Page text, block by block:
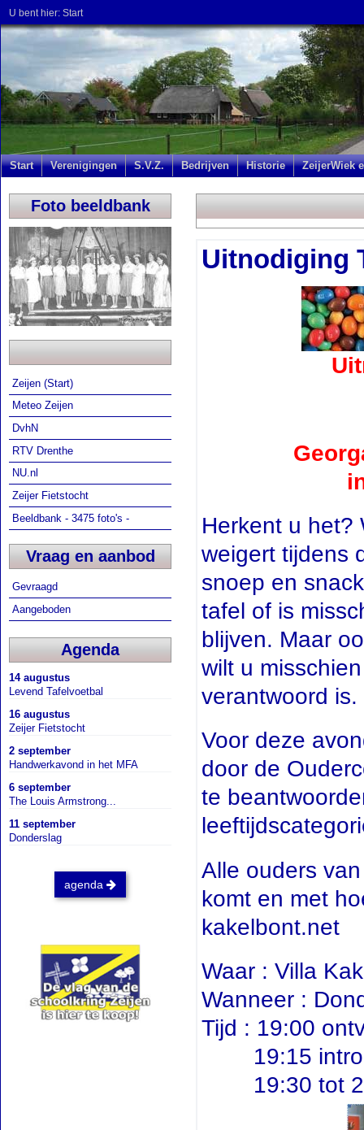
U bent hier: Start
Start Verenigingen S.V.Z. Bedrijven Historie ZeijerWiek
Foto beeldbank
Zeijen (Start)
Meteo Zeijen
DvhN
RTV Drenthe
NU.nl
Zeijer Fietstocht
Beeldbank - 3475 foto's -
Vraag en aanbod
Gevraagd
Aangeboden
Agenda
14 augustus
Levend Tafelvoetbal
16 augustus
Zeijer Fietstocht
2 september
Handwerkavond in het MFA
6 september
The Louis Armstrong...
11 september
Donderslag
agenda
Uitnodiging
Herkent u het?
weigert tijdens
snoep en
tafel of is
blijven. Maar
wilt u
verantwoord is.
Voor deze
door de
te
Alle ouders
komt en met
kakelbont.net
Waar : Villa
Wanneer :
Tijd : 19:00
19:15
19:30 tot